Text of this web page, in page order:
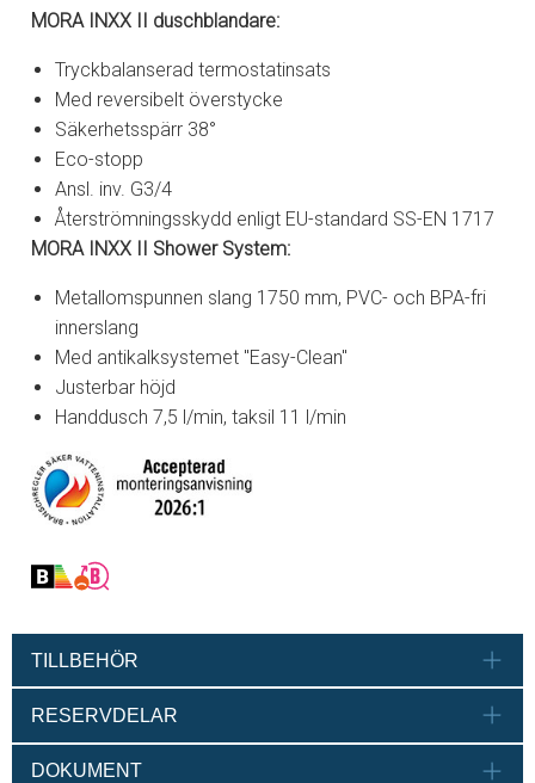
MORA INXX II duschblandare:
Tryckbalanserad termostatinsats
Med reversibelt överstycke
Säkerhetsspärr 38°
Eco-stopp
Ansl. inv. G3/4
Återströmningsskydd enligt EU-standard SS-EN 1717
MORA INXX II Shower System:
Metallomspunnen slang 1750 mm, PVC- och BPA-fri
innerslang
Med antikalksystemet "Easy-Clean"
Justerbar höjd
Handdusch 7,5 l/min, taksil 11 l/min
TILLBEHÖR
RESERVDELAR
DOKUMENT